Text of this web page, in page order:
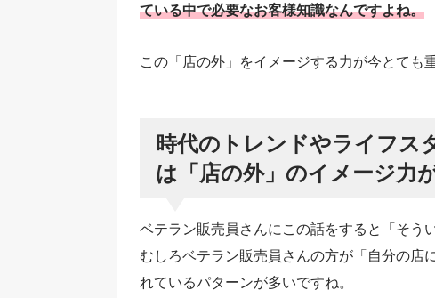
ている中で必要なお客様知識なんですよね。
この「店の外」をイメージする力が今とても
時代のトレンドやライフス
は「店の外」のイメージ力
ベテラン販売員さんにこの話をすると「そう
むしろベテラン販売員さんの方が「自分の店
れているパターンが多いですね。